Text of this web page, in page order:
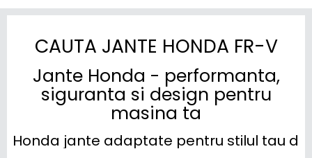
CAUTA JANTE HONDA FR-V
Jante Honda - performanta,
siguranta si design pentru
masina ta
Honda jante adaptate pentru stilul tau de